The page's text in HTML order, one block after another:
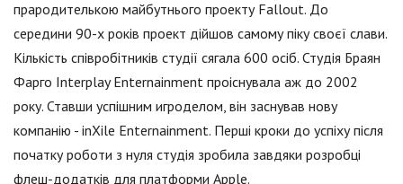
прародителькою майбутнього проекту Fallout. До
середини 90-х років проект дійшов самому піку своєї слави.
Кількість співробітників студії сягала 600 осіб. Студія Браян
Фарго Interplay Enternainment проіснувала аж до 2002
року. Ставши успішним игроделом, він заснував нову
компанію - inXile Enternainment. Перші кроки до успіху після
початку роботи з нуля студія зробила завдяки розробці
флеш-додатків для платформи Apple.